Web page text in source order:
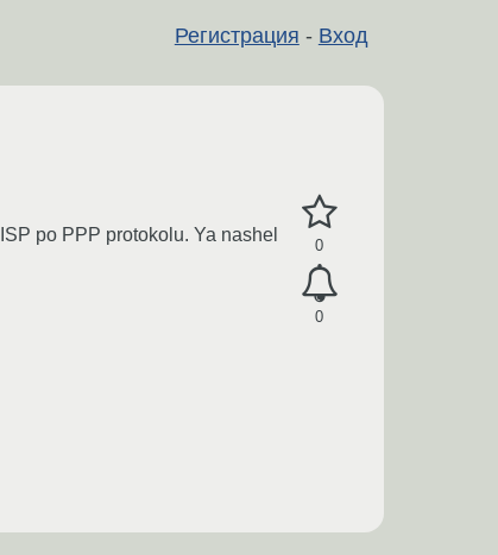
Регистрация - Вход
0
0
po PPP protokolu. Ya nashel